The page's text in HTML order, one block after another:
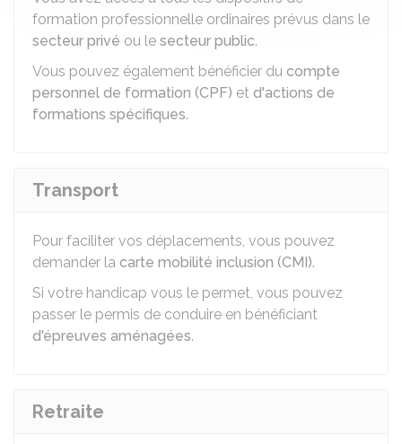
formation professionnelle ordinaires prévus dans le
secteur privé ou le secteur public.
Vous pouvez également bénéficier du compte
personnel de formation (CPF) et d'actions de
formations spécifiques.
Transport
Pour faciliter vos déplacements, vous pouvez
demander la carte mobilité inclusion (CMI).
Si votre handicap vous le permet, vous pouvez
passer le permis de conduire en bénéficiant
d'épreuves aménagées.
Retraite